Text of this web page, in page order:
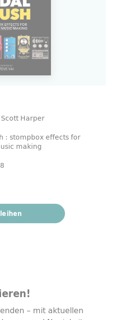
Harper
: stompbox effectsfor
making
– mit aktuellen